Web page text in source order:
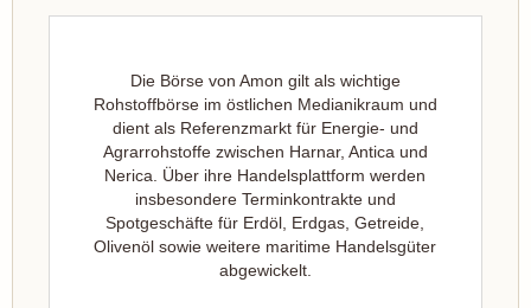
Die Börse von Amon gilt als wichtige
Rohstoffbörse im östlichen Medianikraum und
dient als Referenzmarkt für Energie- und
Agrarrohstoffe zwischen Harnar, Antica und
Nerica. Über ihre Handelsplattform werden
insbesondere Terminkontrakte und
Spotgeschäfte für Erdöl, Erdgas, Getreide,
Olivenöl sowie weitere maritime Handelsgüter
abgewickelt.